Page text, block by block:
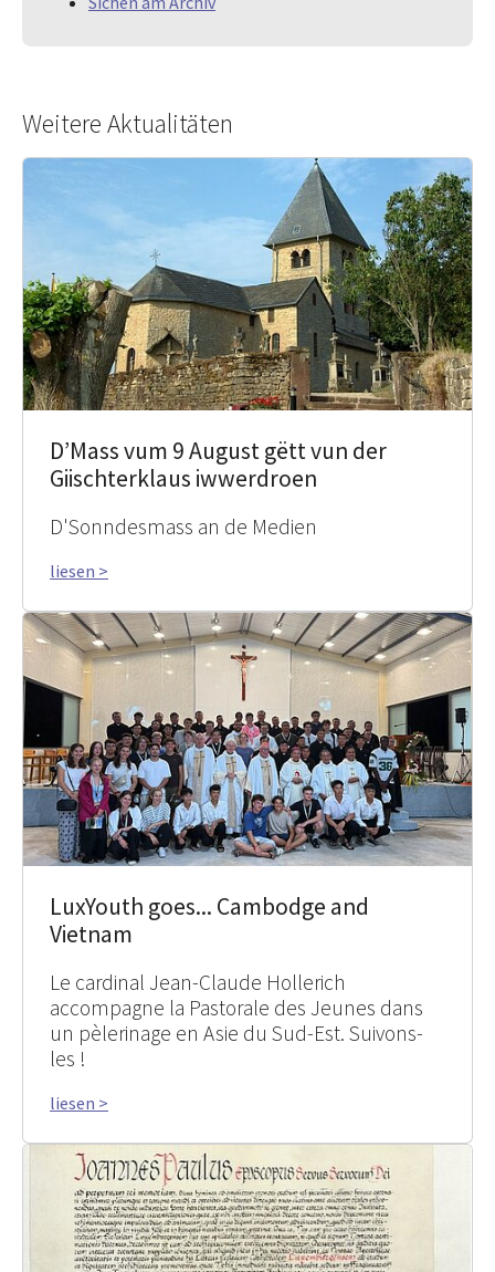
Weitere Aktualitäten
D’Mass vum 9 August gëtt vun der
Giischterklaus iwwerdroen
D'Sonndesmass an de Medien
liesen >
LuxYouth goes... Cambodge and
Vietnam
Le cardinal Jean-Claude Hollerich
accompagne la Pastorale des Jeunes dans
un pèlerinage en Asie du Sud-Est. Suivons-
les !
liesen >